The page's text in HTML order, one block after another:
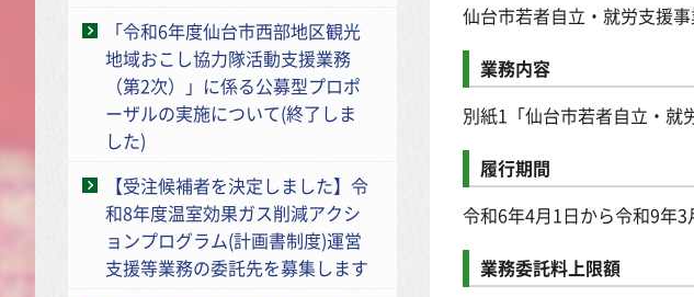
「令和6年度仙台市西部地区観光
地域おこし協力隊活動支援業務
（第2次）」に係る公募型プロポ
ーザルの実施について(終了しま
した)
【受注候補者を決定しました】令
和8年度温室効果ガス削減アクシ
ョンプログラム(計画書制度)運営
支援等業務の委託先を募集します
仙台市若者自立・就労支援
業務内容
別紙1「仙台市若者自立・就
履行期間
令和6年4月1日から令和9年3
業務委託料上限額